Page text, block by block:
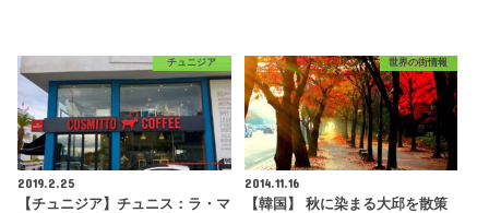
チュニジア
2019.2.25
【チュニジア】チュニス：ラ・マ
世界の街情報
2014.11.16
【韓国】 秋に染まる大邱を散策